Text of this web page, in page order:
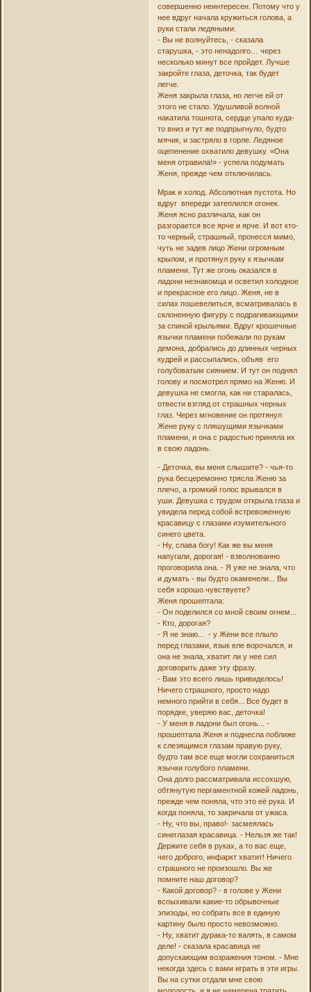
совершенно неинтересен. Потому что у
нее вдруг начала кружиться голова, а
руки стали ледяными.
- Вы не волнуйтесь, - сказала
старушка, - это ненадолго… через
несколько минут все пройдет. Лучше
закройте глаза, деточка, так будет
легче.
Женя закрыла глаза, но легче ей от
этого не стало. Удушливой волной
накатила тошнота, сердце упало куда-
то вниз и тут же подпрыгнуло, будто
мячик, и застряло в горле. Ледяное
оцепенение охватило девушку. «Она
меня отравила!» - успела подумать
Женя, прежде чем отключилась.
Мрак и холод. Абсолютная пустота. Но
вдруг впереди затеплился огонек.
Женя ясно различала, как он
разгорается все ярче и ярче. И вот кто-
то черный, страшный, пронесся мимо,
чуть не задев лицо Жени огромным
крылом, и протянул руку к язычкам
пламени. Тут же огонь оказался в
ладони незнакомца и осветил холодное
и прекрасное его лицо. Женя, не в
силах пошевелиться, всматривалась в
склоненную фигуру с подрагивающими
за спиной крыльями. Вдруг крошечные
язычки пламени побежали по рукам
демона, добрались до длинных черных
кудрей и рассыпались, объяв его
голубоватым сиянием. И тут он поднял
голову и посмотрел прямо на Женю. И
девушка не смогла, как ни старалась,
отвести взгляд от страшных черных
глаз. Через мгновение он протянул
Жене руку с пляшущими язычками
пламени, и она с радостью приняла их
в свою ладонь.
- Деточка, вы меня слышите? - чья-то
рука бесцеремонно трясла Женю за
плечо, а громкий голос врывался в
уши. Девушка с трудом открыла глаза и
увидела перед собой встревоженную
красавицу с глазами изумительного
синего цвета.
- Ну, слава богу! Как же вы меня
напугали, дорогая! - взволнованно
проговорила она. - Я уже не знала, что
и думать - вы будто окаменели... Вы
себя хорошо чувствуете?
Женя прошептала:
- Он поделился со мной своим огнем...
- Кто, дорогая?
- Я не знаю... - у Жени все плыло
перед глазами, язык еле ворочался, и
она не знала, хватит ли у нее сил
договорить даже эту фразу.
- Вам это всего лишь привиделось!
Ничего страшного, просто надо
немного прийти в себя... Все будет в
порядке, уверяю вас, деточка!
- У меня в ладони был огонь... -
прошептала Женя и поднесла поближе
к слезящимся глазам правую руку,
будто там все еще могли сохраниться
язычки голубого пламени.
Она долго рассматривала иссохшую,
обтянутую пергаментной кожей ладонь,
прежде чем поняла, что это её рука. И
когда поняла, то закричала от ужаса.
- Ну, что вы, право!- засмеялась
синеглазая красавица. - Нельзя же так!
Держите себя в руках, а то вас еще,
чего доброго, инфаркт хватит! Ничего
страшного не произошло. Вы же
помните наш договор?
- Какой договор? - в голове у Жени
вспыхивали какие-то обрывочные
эпизоды, но собрать все в единую
картину было просто невозможно.
- Ну, хватит дурака-то валять, в самом
деле! - сказала красавица не
допускающим возражения тоном. - Мне
некогда здесь с вами играть в эти игры.
Вы на сутки отдали мне свою